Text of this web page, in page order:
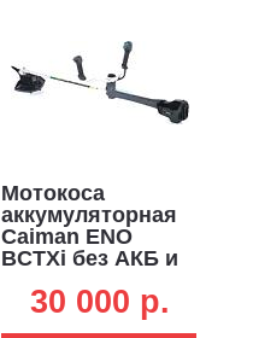
Мотокоса
аккумуляторная
Caiman ENO
BCTXi без АКБ и
Maxi Connect, T-
рукоятка, нож 3T
30 000 p.